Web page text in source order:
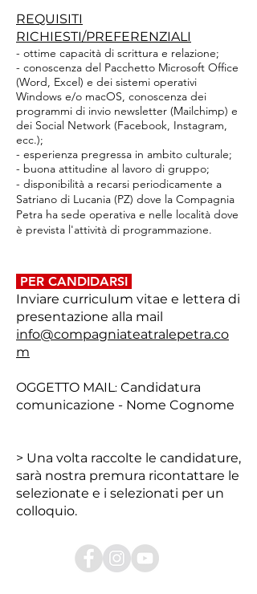
REQUISITI
RICHIESTI/PREFERENZIALI
- ottime capacità di scrittura e relazione;
- conoscenza del Pacchetto Microsoft Office
(Word, Excel) e dei sistemi operativi
Windows e/o macOS, conoscenza dei
programmi di invio newsletter (Mailchimp) e
dei Social Network (Facebook, Instagram,
ecc.);
- esperienza pregressa in ambito culturale;
- buona attitudine al lavoro di gruppo;
- disponibilità a recarsi periodicamente a
Satriano di Lucania (PZ) dove la Compagnia
Petra ha sede operativa e nelle località dove
è prevista l'attività di programmazione.
PER CANDIDARSI
Inviare curriculum vitae e lettera di
presentazione alla mail
info@compagniateatralepetra.co
m
OGGETTO MAIL: Candidatura
comunicazione - Nome Cognome
> Una volta raccolte le candidature,
sarà nostra premura ricontattare le
selezionate e i selezionati per un
colloquio.